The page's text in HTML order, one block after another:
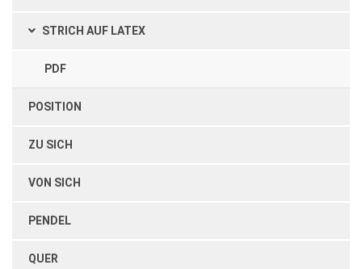
STRICH AUF LATEX
PDF
POSITION
ZU SICH
VON SICH
PENDEL
QUER